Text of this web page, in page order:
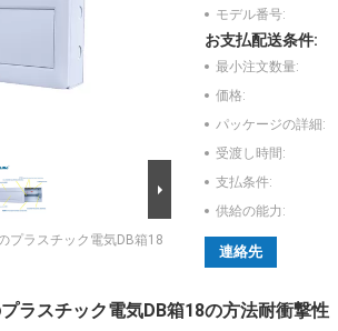
プラスチック電気DB箱18
モデル番号:
お支払配送条件:
最小注文数量:
価格:
パッケージの詳細:
受渡し時間:
支払条件:
供給の能力:
連絡先
ラスチック電気DB箱18の方法耐衝撃性